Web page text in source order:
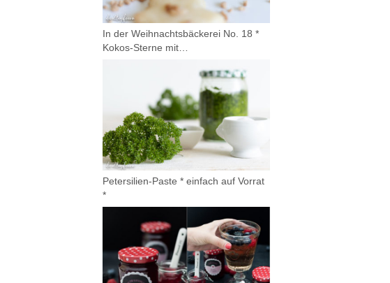
In der Weihnachtsbäckerei No. 18 *
Kokos-Sterne mit…
Petersilien-Paste * einfach auf Vorrat
*